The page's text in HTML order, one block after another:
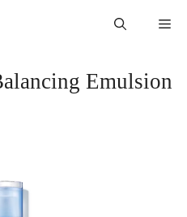
Emulsion